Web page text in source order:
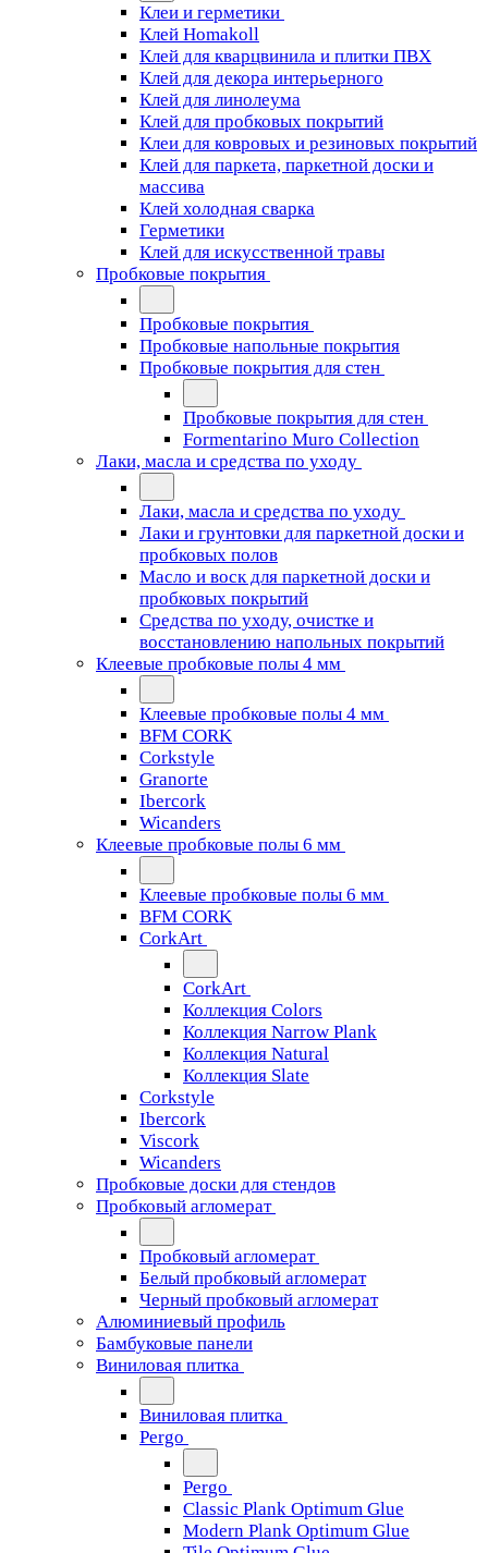
Клеи и герметики
Клей Homakoll
Клей для кварцвинила и плитки ПВХ
Клей для декора интерьерного
Клей для линолеума
Клей для пробковых покрытий
Клеи для ковровых и резиновых покрытий
Клей для паркета, паркетной доски и
массива
Клей холодная сварка
Герметики
Клей для искусственной травы
Пробковые покрытия
Пробковые покрытия
Пробковые напольные покрытия
Пробковые покрытия для стен
Пробковые покрытия для стен
Formentarino Muro Collection
Лаки, масла и средства по уходу
Лаки, масла и средства по уходу
Лаки и грунтовки для паркетной доски и
пробковых полов
Масло и воск для паркетной доски и
пробковых покрытий
Средства по уходу, очистке и
восстановлению напольных покрытий
Клеевые пробковые полы 4 мм
Клеевые пробковые полы 4 мм
BFM CORK
Corkstyle
Granorte
Ibercork
Wicanders
Клеевые пробковые полы 6 мм
Клеевые пробковые полы 6 мм
BFM CORK
CorkArt
CorkArt
Коллекция Colors
Коллекция Narrow Plank
Коллекция Natural
Коллекция Slate
Corkstyle
Ibercork
Viscork
Wicanders
Пробковые доски для стендов
Пробковый агломерат
Пробковый агломерат
Белый пробковый агломерат
Черный пробковый агломерат
Алюминиевый профиль
Бамбуковые панели
Виниловая плитка
Виниловая плитка
Pergo
Pergo
Classic Plank Optimum Glue
Modern Plank Optimum Glue